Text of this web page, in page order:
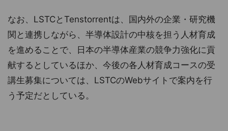
なお、LSTCとTenstorrentは、国内外の企業・研究機
関と連携しながら、半導体設計の中核を担う人材育成
を進めることで、日本の半導体産業の競争力強化に貢
献するとしているほか、今後の各人材育成コースの受
講生募集については、LSTCのWebサイトで案内を行
う予定だとしている。